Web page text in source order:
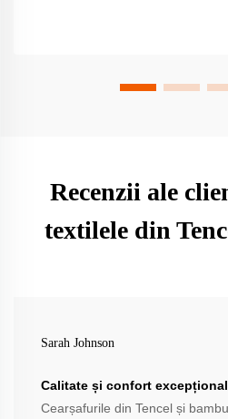
Recenzii ale
textilele din
Sarah Johnson
Calitate și confort
Cearșafurile din Tencel și